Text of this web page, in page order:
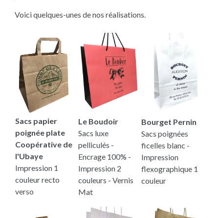
Voici quelques-unes de nos réalisations.
Sacs papier
poignée plate
Coopérative de
l'Ubaye
Impression 1
couleur recto
verso
Le Boudoir
Sacs luxe
pelliculés -
Encrage 100% -
Impression 2
couleurs - Vernis
Mat
Bourget Pernin
Sacs poignées
ficelles blanc -
Impression
flexographique 1
couleur